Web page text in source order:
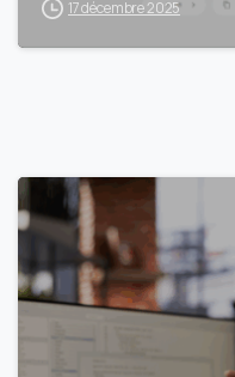
17 décembre 2025